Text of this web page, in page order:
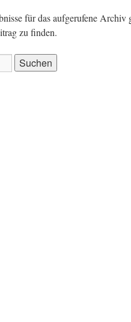
für das aufgerufene
zu finden.